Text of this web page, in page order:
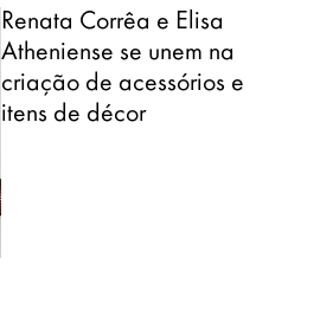
Renata Corrêa e Elisa
Atheniense se unem na
criação de acessórios e
itens de décor